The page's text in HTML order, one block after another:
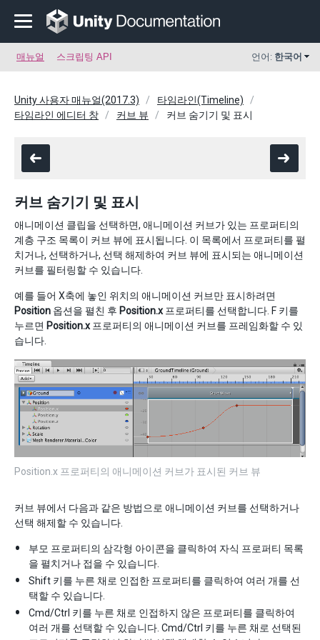
매뉴얼 스크립팅 API 언어: 한국어
Unity 사용자 매뉴얼(2017.3)
타임라인(Timeline)
타임라인 에디터 창
커브 뷰 커브 숨기기 및 표시
커브 숨기기 및 표시
애니메이션 클립을 선택하면, 애니메이션 커브가 있는 프로퍼티의
계층 구조 목록이 커브 뷰에 표시됩니다. 이 목록에서 프로퍼티를 펼
치거나, 선택하거나, 선택 해제하여 커브 뷰에 표시되는 애니메이션
커브를 필터링할 수 있습니다.
예를 들어 X축에 놓인 위치의 애니메이션 커브만 표시하려면
Position 옵션을 펼친 후 Position.x 프로퍼티를 선택합니다. F 키를
누르면 Position.x 프로퍼티의 애니메이션 커브를 프레임화할 수 있
습니다.
Position.x 프로퍼티의 애니메이션 커브가 표시된 커브 뷰
커브 뷰에서 다음과 같은 방법으로 애니메이션 커브를 선택하거나
선택 해제할 수 있습니다.
부모 프로퍼티의 삼각형 아이콘을 클릭하여 자식 프로퍼티 목록
을 펼치거나 접을 수 있습니다.
Shift 키를 누른 채로 인접한 프로퍼티를 클릭하여 여러 개를 선
택할 수 있습니다.
Cmd/Ctrl 키를 누른 채로 인접하지 않은 프로퍼티를 클릭하여
여러 개를 선택할 수 있습니다. Cmd/Ctrl 키를 누른 채로 선택된